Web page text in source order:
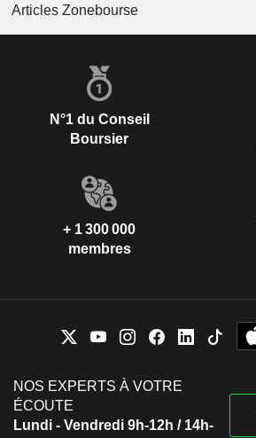
Articles Zonebourse
N°1 du Conseil
Boursier
+ 1 300 000
membres
NOS EXPERTS À VOTRE
ÉCOUTE
Lundi - Vendredi 9h-12h / 14h-